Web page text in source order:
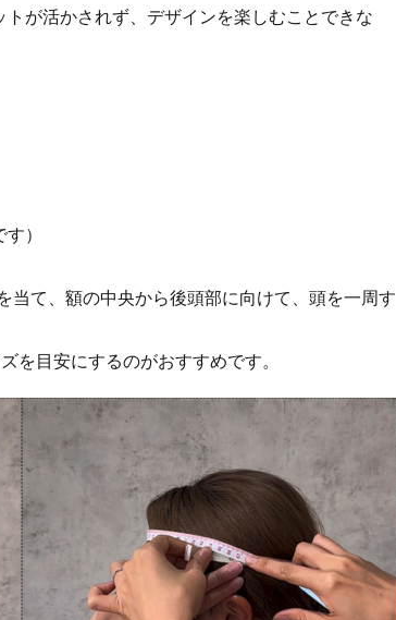
が活かされず、デザインを楽しむことできな
）
当て、額の中央から後頭部に向けて、頭を一周す
を目安にするのがおすすめです。